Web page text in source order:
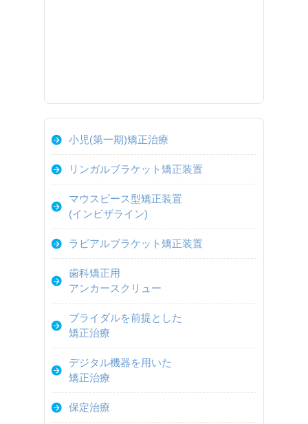
小児(第一期)矯正治療
リンガルブラケット矯正装置
マウスピース型矯正装置
(インビザライン)
ラビアルブラケット矯正装置
歯科矯正用
アンカースクリュー
ブライダルを前提とした
矯正治療
デジタル機器を用いた
矯正治療
保定治療